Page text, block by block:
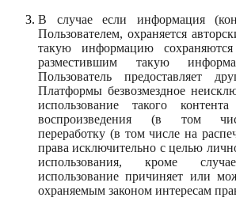
В случае если информация
Пользователем, охраняется
такую информацию сохраняются
разместившим такую
Пользователь предоставляет
Платформы безвозмездное
использование такого
воспроизведения (в том
переработку (в том числе на
права исключительно с целью
использования, кроме
использование причиняет или
охраняемым законом интересам